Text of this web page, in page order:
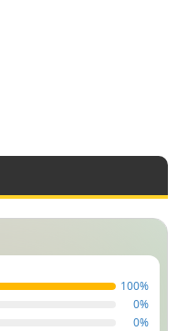
100%
0%
0%